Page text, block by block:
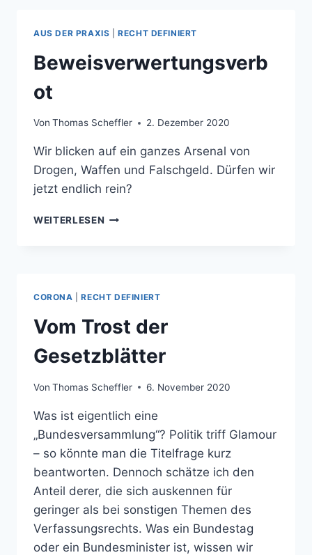
AUS DER PRAXIS |RECHT DEFINIERT
Beweisverwertungsverb
ot
Von Thomas Scheffler 2. Dezember 2020
Wir blicken auf ein ganzes Arsenal von
Drogen, Waffen und Falschgeld. Dürfen wir
jetzt endlich rein?
WEITERLESEN BEWEISVERWERTUNGSVERBOT
CORONA |RECHT DEFINIERT
Vom Trost der
Gesetzblätter
Von Thomas Scheffler 6. November 2020
Was ist eigentlich eine
„Bundesversammlung“? Politik triff Glamour
– so könnte man die Titelfrage kurz
beantworten. Dennoch schätze ich den
Anteil derer, die sich auskennen für
geringer als bei sonstigen Themen des
Verfassungsrechts. Was ein Bundestag
oder ein Bundesminister ist, wissen wir